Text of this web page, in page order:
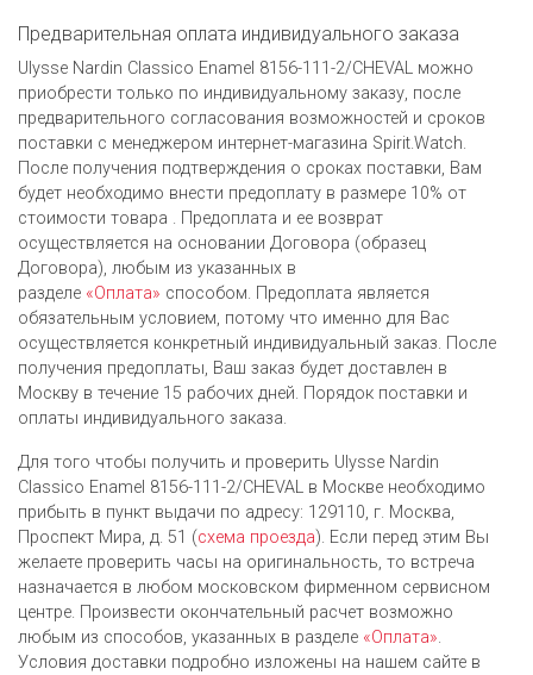
Предварительная оплата индивидуального заказа
Ulysse Nardin Classico Enamel 8156-111-2/CHEVAL можно
приобрести только по индивидуальному заказу, после
предварительного согласования возможностей и сроков
поставки с менеджером интернет-магазина Spirit.Watch.
После получения подтверждения о сроках поставки, Вам
будет необходимо внести предоплату в размере 10% от
стоимости товара . Предоплата и ее возврат
осуществляется на основании Договора (образец
Договора), любым из указанных в
разделе «Оплата» способом. Предоплата является
обязательным условием, потому что именно для Вас
осуществляется конкретный индивидуальный заказ. После
получения предоплаты, Ваш заказ будет доставлен в
Москву в течение 15 рабочих дней. Порядок поставки и
оплаты индивидуального заказа.
Для того чтобы получить и проверить Ulysse Nardin
Classico Enamel 8156-111-2/CHEVAL в Москве необходимо
прибыть в пункт выдачи по адресу: 129110, г. Москва,
Проспект Мира, д. 51 (схема проезда). Если перед этим Вы
желаете проверить часы на оригинальность, то встреча
назначается в любом московском фирменном сервисном
центре. Произвести окончательный расчет возможно
любым из cпособов, указанных в разделе «Оплата».
Условия доставки подробно изложены на нашем сайте в